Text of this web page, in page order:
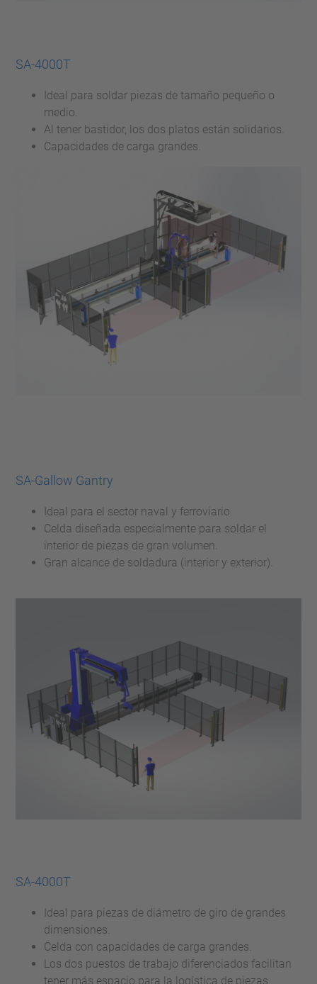
SA-4000T
Ideal para soldar piezas de tamaño pequeño o
medio.
Al tener bastidor, los dos platos están solidarios.
Capacidades de carga grandes.
SA-Gallow Gantry
Ideal para el sector naval y ferroviario.
Celda diseñada especialmente para soldar el
interior de piezas de gran volumen.
Gran alcance de soldadura (interior y exterior).
SA-4000T
Ideal para piezas de diámetro de giro de grandes
dimensiones.
Celda con capacidades de carga grandes.
Los dos puestos de trabajo diferenciados facilitan
tener más espacio para la logística de piezas